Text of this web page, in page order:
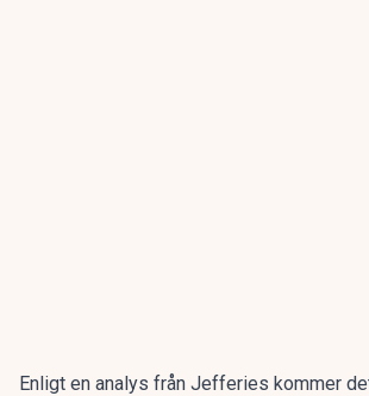
Enligt en analys från Jefferies kommer